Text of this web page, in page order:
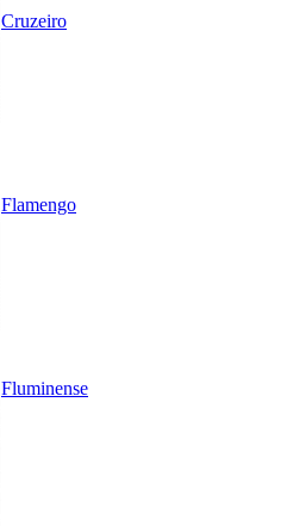
Cruzeiro
Flamengo
Fluminense